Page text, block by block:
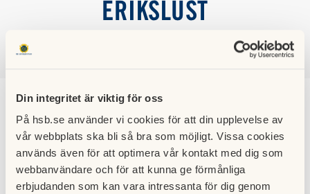
Din integritet är viktig för oss
På hsb.se använder vi cookies för att din upplevelse av
vår webbplats ska bli så bra som möjligt. Vissa cookies
används även för att optimera vår kontakt med dig som
webbanvändare och för att kunna ge förmånliga
erbjudanden som kan vara intressanta för dig genom
ERIKSLUST
Förtroendevald i Brf
Erikslust
Att vara förtroendevald är precis vad det låter – stort och